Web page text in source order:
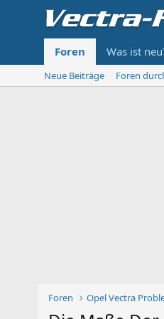
Foren Was ist
Neue Beiträge Foren
Foren Opel Vectra